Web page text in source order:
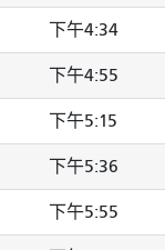
下午4:34
下午4:55
下午5:15
下午5:36
下午5:55